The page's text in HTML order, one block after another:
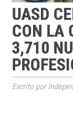
UASD
CON LA
3,710
Escrito por